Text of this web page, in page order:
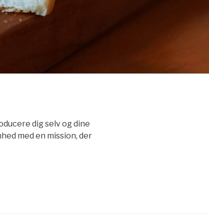
dig selv og dine
med en mission, der